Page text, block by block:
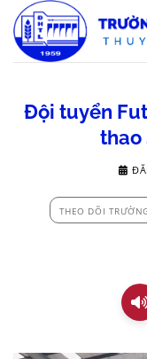
qua
nội
Đội tuyển
thao
THEO DÕI